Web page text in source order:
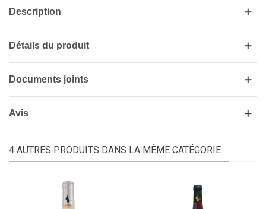
Description
Détails du produit
Documents joints
Avis
4 AUTRES PRODUITS DANS LA MÊME CATÉGORIE :